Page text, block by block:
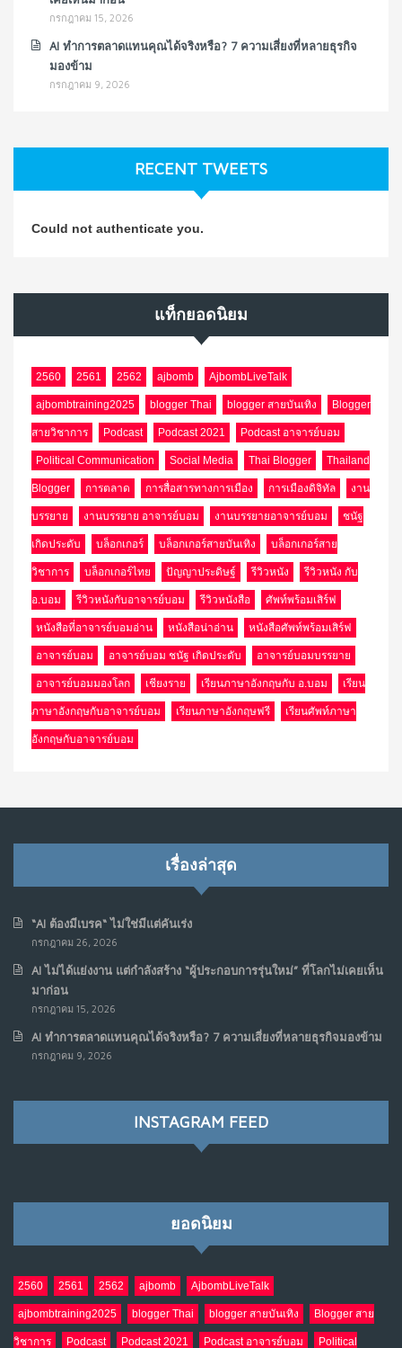
กรกฎาคม 15, 2026
AI ทำการตลาดแทนคุณได้จริงหรือ? 7 ความเสี่ยงที่หลายธุรกิจ
มองข้าม
กรกฎาคม 9, 2026
RECENT TWEETS
Could not authenticate you.
แท็กยอดนิยม
2560 2561 2562 ajbomb AjbombLiveTalk
ajbombtraining2025 blogger Thai blogger สายบันเทิง Blogger
สายวิชาการ Podcast Podcast 2021 Podcast อาจารย์บอม
Political Communication Social Media Thai Blogger Thailand
Blogger การตลาด การสื่อสารทางการเมือง การเมืองดิจิทัล งาน
บรรยาย งานบรรยาย อาจารย์บอม งานบรรยายอาจารย์บอม ชนัฐ
เกิดประดับ บล็อกเกอร์ บล็อกเกอร์สายบันเทิง บล็อกเกอร์สาย
วิชาการ บล็อกเกอร์ไทย ปัญญาประดิษฐ์ รีวิวหนัง รีวิวหนัง กับ
อ.บอม รีวิวหนังกับอาจารย์บอม รีวิวหนังสือ ศัพท์พร้อมเสิร์ฟ
หนังสือที่อาจารย์บอมอ่าน หนังสือน่าอ่าน หนังสือศัพท์พร้อมเสิร์ฟ
อาจารย์บอม อาจารย์บอม ชนัฐ เกิดประดับ อาจารย์บอมบรรยาย
อาจารย์บอมมองโลก เชียงราย เรียนภาษาอังกฤษกับ อ.บอม เรียน
ภาษาอังกฤษกับอาจารย์บอม เรียนภาษาอังกฤษฟรี เรียนศัพท์ภาษา
อังกฤษกับอาจารย์บอม
เรื่องล่าสุด
“AI ต้องมีเบรค“ ไม่ใช่มีแต่คันเร่ง
กรกฎาคม 26, 2026
AI ไม่ได้แย่งงาน แต่กำลังสร้าง “ผู้ประกอบการรุ่นใหม่” ที่โลกไม่เคยเห็น
มาก่อน
กรกฎาคม 15, 2026
AI ทำการตลาดแทนคุณได้จริงหรือ? 7 ความเสี่ยงที่หลายธุรกิจมองข้าม
กรกฎาคม 9, 2026
INSTAGRAM FEED
ยอดนิยม
2560 2561 2562 ajbomb AjbombLiveTalk
ajbombtraining2025 blogger Thai blogger สายบันเทิง Blogger สาย
วิชาการ Podcast Podcast 2021 Podcast อาจารย์บอม Political